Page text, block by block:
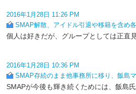
2016年1月28日 11:26 PM
SMAP解散、アイドル引退や移籍を含め
個人は好きだが、グループとしては正直
2016年1月28日 10:36 PM
SMAP存続のまま他事務所に移り、飯島
SMAPが今後も輝き続くためには、飯島